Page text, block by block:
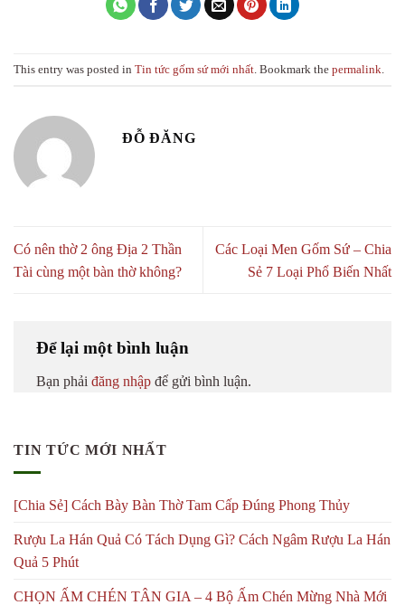
This entry was posted in Tin tức gốm sứ mới nhất . Bookmark the permalink
ĐỖ ĐĂNG
Có nên thờ 2 ông Địa 2 Thần
Tài cùng một bàn thờ không?
Các Loại Men Gốm Sứ – Chia
Sẻ 7 Loại Phổ Biến Nhất
Để lại một bình luận
Bạn phải đăng nhập để gửi bình luận.
TIN TỨC MỚI NHẤT
[Chia Sẻ] Cách Bày Bàn Thờ Tam Cấp Đúng Phong Thủy
Rượu La Hán Quả Có Tách Dụng Gì? Cách Ngâm Rượu La Hán
Quả 5 Phút
CHỌN ẤM CHÉN TÂN GIA – 4 Bộ Ấm Chén Mừng Nhà Mới